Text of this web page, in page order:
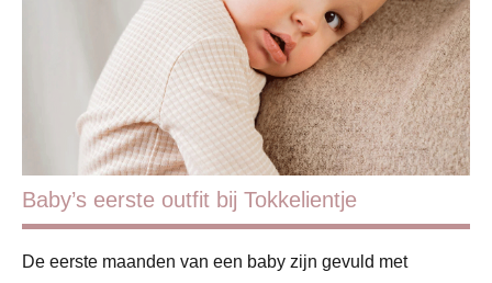
Baby’s eerste outfit bij Tokkelientje
De eerste maanden van een baby zijn gevuld met